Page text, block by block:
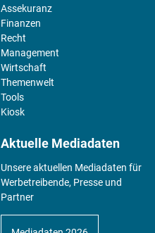
Assekuranz
Finanzen
Recht
Management
Wirtschaft
Themenwelt
Tools
Kiosk
Aktuelle Mediadaten
Unsere aktuellen Mediadaten für
Werbetreibende, Presse und
Partner